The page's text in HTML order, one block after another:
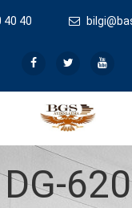
40 40
DG-620